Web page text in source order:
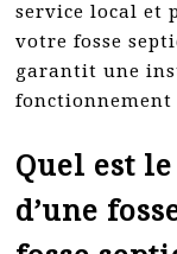
service local et
votre fosse
garantit une
Quel est
d’une